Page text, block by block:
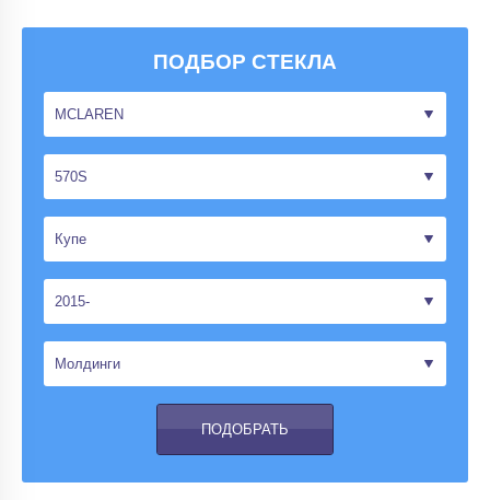
ПОДБОР СТЕКЛА